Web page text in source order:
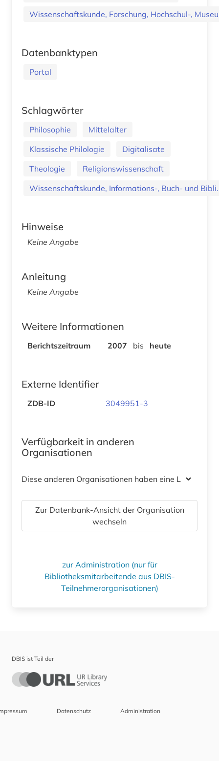
Wissenschaftskunde, Forschung, Hochschul-,
Datenbanktypen
Portal
Schlagwörter
Philosophie
Mittelalter
Klassische Philologie
Digitalisate
Theologie
Religionswissenschaft
Wissenschaftskunde, Informations-, Buch- und
Hinweise
Keine Angabe
Anleitung
Keine Angabe
Weitere Informationen
Berichtszeitraum 2007 bis heute
Externe Identifier
ZDB-ID 3049951-3
Verfügbarkeit in anderen
Organisationen
Diese anderen Organisationen haben eine Lizenz
Zur Datenbank-Ansicht der Organisation
wechseln
zur Administration (nur für
Bibliotheksmitarbeitende aus DBIS-
Teilnehmerorganisationen)
DBIS ist Teil der
Datenschutz Administration